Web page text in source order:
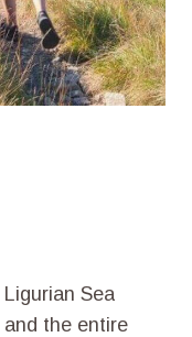
Ligurian Sea
and the entire